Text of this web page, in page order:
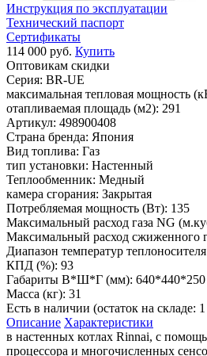
Инструкция по эксплуатации
Технический паспорт
Сертификаты
114 000 руб. Купить
Оптовикам скидки
Серия: BR-UE
максимальная тепловая мощность
отапливаемая площадь (м2): 291
Артикул: 498900408
Страна бренда: Япония
Вид топлива: Газ
тип установки: Настенный
Теплообменник: Медный
камера сгорания: Закрытая
Потребляемая мощность (Вт): 135
Максимальный расход газа NG
Максимальный расход сжиженного
Диапазон температур
КПД (%): 93
Габариты В*Ш*Г (мм): 640*440*250
Масса (кг): 31
Есть в наличии (остаток на складе:
Описание Характеристики
в настенных котлах Rinnai, с
процессора и многочисленных